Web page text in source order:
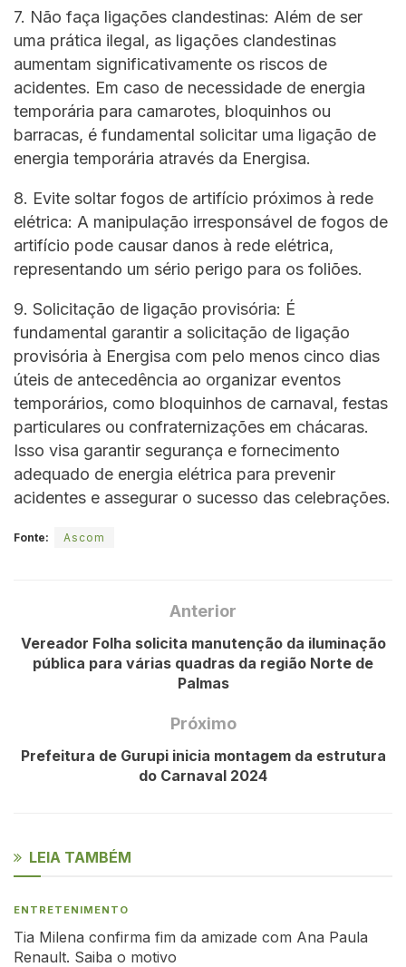
7. Não faça ligações clandestinas: Além de ser
uma prática ilegal, as ligações clandestinas
aumentam significativamente os riscos de
acidentes. Em caso de necessidade de energia
temporária para camarotes, bloquinhos ou
barracas, é fundamental solicitar uma ligação de
energia temporária através da Energisa.
8. Evite soltar fogos de artifício próximos à rede
elétrica: A manipulação irresponsável de fogos de
artifício pode causar danos à rede elétrica,
representando um sério perigo para os foliões.
9. Solicitação de ligação provisória: É
fundamental garantir a solicitação de ligação
provisória à Energisa com pelo menos cinco dias
úteis de antecedência ao organizar eventos
temporários, como bloquinhos de carnaval, festas
particulares ou confraternizações em chácaras.
Isso visa garantir segurança e fornecimento
adequado de energia elétrica para prevenir
acidentes e assegurar o sucesso das celebrações.
Fonte: Ascom
Anterior
Vereador Folha solicita manutenção da iluminação
pública para várias quadras da região Norte de
Palmas
Próximo
Prefeitura de Gurupi inicia montagem da estrutura
do Carnaval 2024
LEIA TAMBÉM
ENTRETENIMENTO
Tia Milena confirma fim da amizade com Ana Paula
Renault. Saiba o motivo